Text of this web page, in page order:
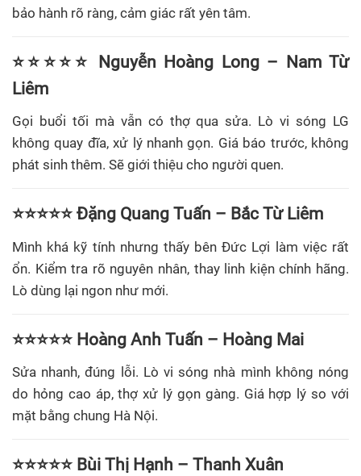
bảo hành rõ ràng, cảm giác rất yên tâm.
⭐⭐⭐⭐⭐ Nguyễn Hoàng Long – Nam Từ
Liêm
Gọi buổi tối mà vẫn có thợ qua sửa. Lò vi sóng LG
không quay đĩa, xử lý nhanh gọn. Giá báo trước, không
phát sinh thêm. Sẽ giới thiệu cho người quen.
⭐⭐⭐⭐⭐ Đặng Quang Tuấn – Bắc Từ Liêm
Mình khá kỹ tính nhưng thấy bên Đức Lợi làm việc rất
ổn. Kiểm tra rõ nguyên nhân, thay linh kiện chính hãng.
Lò dùng lại ngon như mới.
⭐⭐⭐⭐⭐ Hoàng Anh Tuấn – Hoàng Mai
Sửa nhanh, đúng lỗi. Lò vi sóng nhà mình không nóng
do hỏng cao áp, thợ xử lý gọn gàng. Giá hợp lý so với
mặt bằng chung Hà Nội.
⭐⭐⭐⭐⭐ Bùi Thị Hạnh – Thanh Xuân